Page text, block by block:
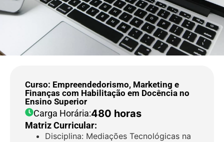
Curso: Empreendedorismo, Marketing e
Finanças com Habilitação em Docência no
Ensino Superior
Carga Horária:480 horas
Matriz Curricular:
Disciplina: Mediações Tecnológicas na